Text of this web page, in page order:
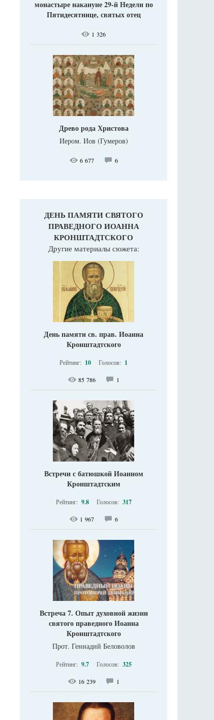
монастыре накануне 29-й Недели по
Пятидесятнице, святых отец
1 326
Древо рода Христова
Иером. Иов (Гумеров)
6 677 6
ДЕНЬ ПАМЯТИ СВЯТОГО
ПРАВЕДНОГО ИОАННА
КРОНШТАДТСКОГО
Другие материалы сюжета:
День памяти св. прав. Иоанна
Кронштадтского
Рейтинг: 10 Голосов: 1
85 786 1
Встречи с батюшкой Иоанном
Кронштадтским
Рейтинг: 9.8 Голосов: 317
1 967 6
Встреча 7. Опыт духовной жизни
святого праведного Иоанна
Кронштадтского
Прот. Геннадий Беловолов
Рейтинг: 9.7 Голосов: 325
16 239 1